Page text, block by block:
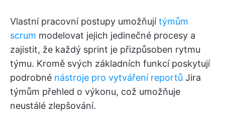
Vlastní pracovní postupy umožňujítýmům
scrum modelovat jejich jedinečné procesy a
zajistit, že každý sprint je přizpůsoben rytmu
týmu. Kromě svých základních funkcí poskytují
podrobné nástroje pro vytváření reportů Jira
týmům přehled o výkonu, což umožňuje
neustálé zlepšování.